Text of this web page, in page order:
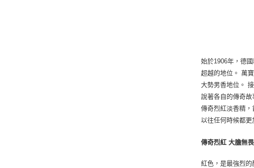
始於1906年，德
超越的地位。 萬
大勢男香地位。
說著各自的傳奇
傳奇烈紅淡香精
以往任何時候都更
傳奇烈紅 大膽無畏
紅色，是最強烈的